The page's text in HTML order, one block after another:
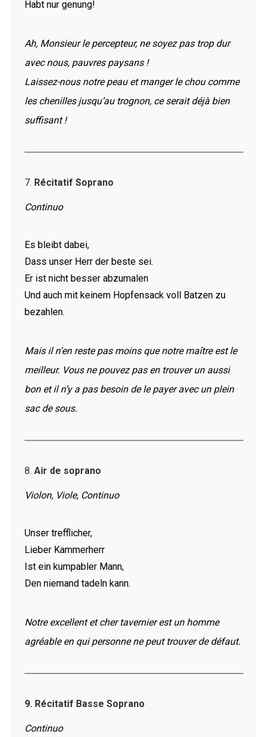
Habt nur genung!
Ah, Monsieur le percepteur, ne soyez pas trop dur
avec nous, pauvres paysans !
Laissez-nous notre peau et manger le chou comme
les chenilles jusqu’au trognon, ce serait déjà bien
suffisant !
7. Récitatif Soprano
Continuo
Es bleibt dabei,
Dass unser Herr der beste sei.
Er ist nicht besser abzumalen
Und auch mit keinem Hopfensack voll Batzen zu
bezahlen.
Mais il n’en reste pas moins que notre maître est le
meilleur. Vous ne pouvez pas en trouver un aussi
bon et il n’y a pas besoin de le payer avec un plein
sac de sous.
8. Air de soprano
Violon, Viole, Continuo
Unser trefflicher,
Lieber Kammerherr
Ist ein kumpabler Mann,
Den niemand tadeln kann.
Notre excellent et cher tavernier est un homme
agréable en qui personne ne peut trouver de défaut.
9. Récitatif Basse Soprano
Continuo